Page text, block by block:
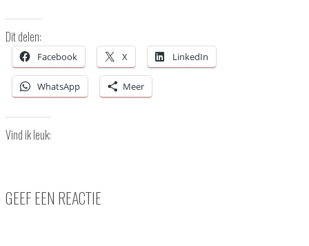
Dit delen:
Facebook X LinkedIn
WhatsApp Meer
Vind ik leuk:
GEEF EEN REACTIE